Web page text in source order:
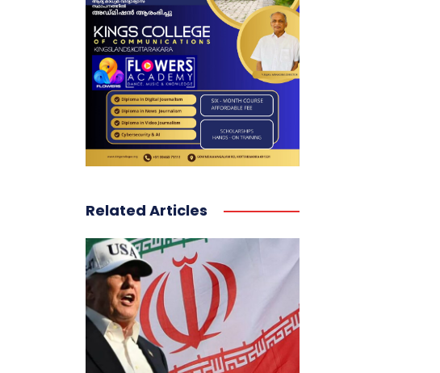
Related Articles